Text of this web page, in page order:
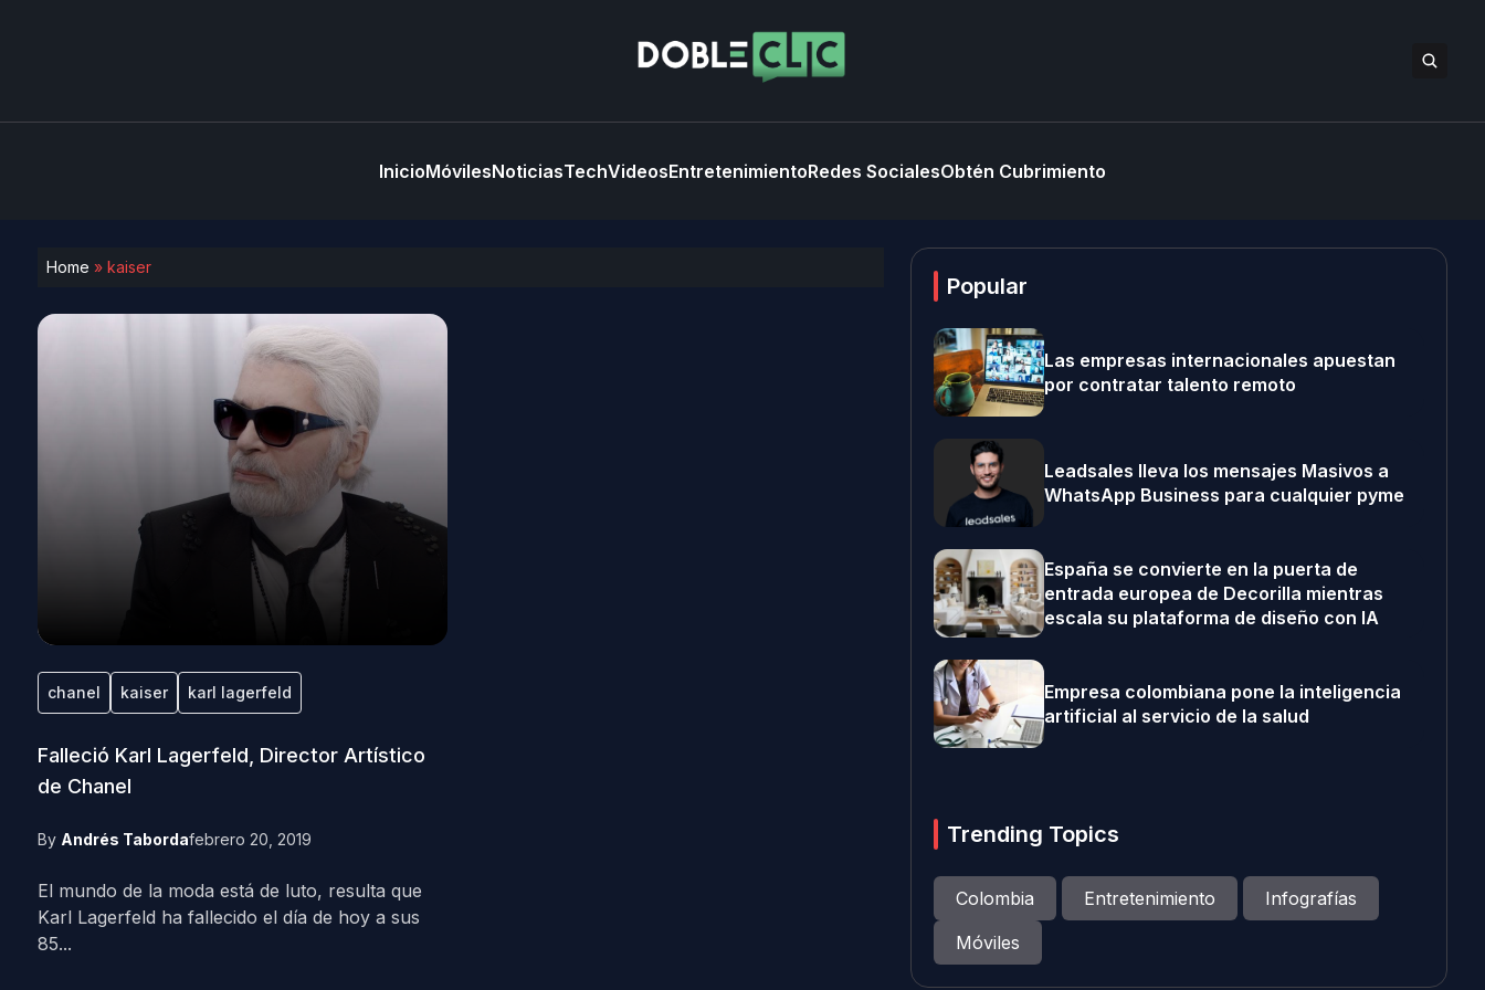
InicioMóvilesNoticiasTechVideosEntretenimientoRedes SocialesObtén Cubrimiento
Home » kaiser
chanel kaiser karl lagerfeld
Falleció Karl Lagerfeld, Director Artístico
de Chanel
By Andrés Tabordafebrero 20, 2019
El mundo de la moda está de luto, resulta que
Karl Lagerfeld ha fallecido el día de hoy a sus
85...
Popular
Las empresas internacionales apuestan
por contratar talento remoto
Leadsales lleva los mensajes Masivos a
WhatsApp Business para cualquier pyme
España se convierte en la puerta de
entrada europea de Decorilla mientras
escala su plataforma de diseño con IA
Empresa colombiana pone la inteligencia
artificial al servicio de la salud
Trending Topics
Colombia Entretenimiento
Infografías
Móviles